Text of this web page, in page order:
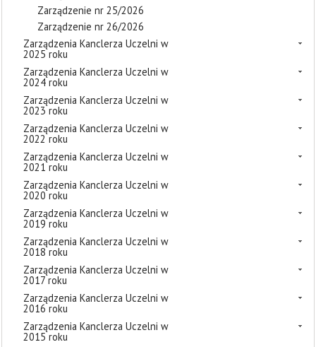
Zarządzenie nr 25/2026
Zarządzenie nr 26/2026
Zarządzenia Kanclerza Uczelni w
2025 roku
Zarządzenia Kanclerza Uczelni w
2024 roku
Zarządzenia Kanclerza Uczelni w
2023 roku
Zarządzenia Kanclerza Uczelni w
2022 roku
Zarządzenia Kanclerza Uczelni w
2021 roku
Zarządzenia Kanclerza Uczelni w
2020 roku
Zarządzenia Kanclerza Uczelni w
2019 roku
Zarządzenia Kanclerza Uczelni w
2018 roku
Zarządzenia Kanclerza Uczelni w
2017 roku
Zarządzenia Kanclerza Uczelni w
2016 roku
Zarządzenia Kanclerza Uczelni w
2015 roku